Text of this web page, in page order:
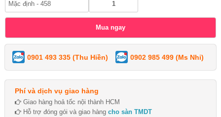
0901 493 335 (Thu Hiền) 0902 985 499 (Ms Nhi)
Phí và dịch vụ giao hàng
Giao hàng hoả tốc nội thành HCM
Hỗ trợ đóng gói và giao hàng cho sàn TMDT